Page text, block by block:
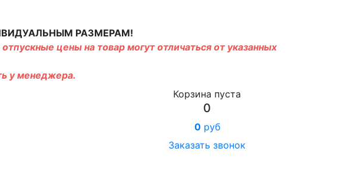
РАЗМЕРАМ!
цены на товар могут отличаться от указанных
у менеджера.
Корзина пуста
0
0руб
Заказать звонок